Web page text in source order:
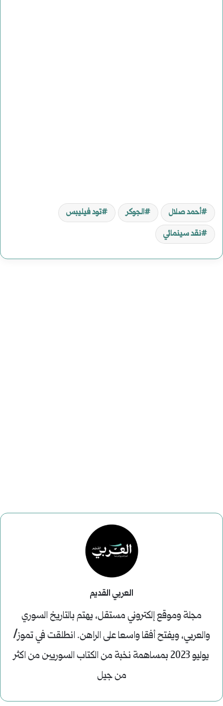
أحمد صلال الجوكر
تود فيليبس
نقد سينمائي
العربي القديم
مجلة وموقع إلكتروني مستقل، يهتم بالتاريخ السوري
والعربي، ويفتح أفقا واسعا على الراهن. انطلقت في تموز/
يوليو 2023 بمساهمة نخبة من الكتاب السوريين من اكثر
من جيل